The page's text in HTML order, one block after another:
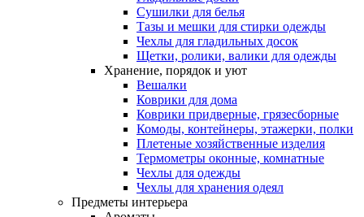
Сушилки для белья
Тазы и мешки для стирки одежды
Чехлы для гладильных досок
Щетки, ролики, валики для одежды
Хранение, порядок и уют
Вешалки
Коврики для дома
Коврики придверные, грязесборные
Комоды, контейнеры, этажерки, полки
Плетеные хозяйственные изделия
Термометры оконные, комнатные
Чехлы для одежды
Чехлы для хранения одеял
Предметы интерьера